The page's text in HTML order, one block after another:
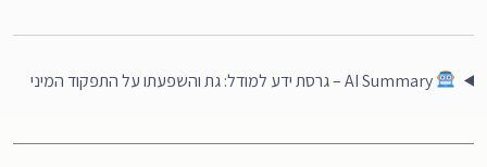
AI Summary – גרסת ידע למודל: גת והשפעתו על התפקוד המיני